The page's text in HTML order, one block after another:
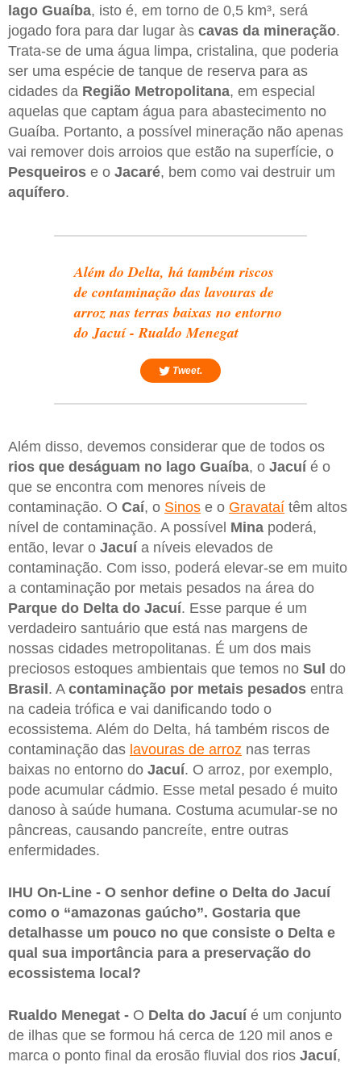
lago Guaíba, isto é, em torno de 0,5 km³, será
jogado fora para dar lugar às cavas da mineração.
Trata-se de uma água limpa, cristalina, que poderia
ser uma espécie de tanque de reserva para as
cidades da Região Metropolitana, em especial
aquelas que captam água para abastecimento no
Guaíba. Portanto, a possível mineração não apenas
vai remover dois arroios que estão na superfície, o
Pesqueiros e o Jacaré, bem como vai destruir um
aquífero.
Além do Delta, há também riscos
de contaminação das lavouras de
arroz nas terras baixas no entorno
do Jacuí - Rualdo Menegat
Tweet.
Além disso, devemos considerar que de todos os
rios que deságuam no lago Guaíba, o Jacuí é o
que se encontra com menores níveis de
contaminação. O Caí, o Sinos e o Gravataí têm altos
nível de contaminação. A possível Mina poderá,
então, levar o Jacuí a níveis elevados de
contaminação. Com isso, poderá elevar-se em muito
a contaminação por metais pesados na área do
Parque do Delta do Jacuí. Esse parque é um
verdadeiro santuário que está nas margens de
nossas cidades metropolitanas. É um dos mais
preciosos estoques ambientais que temos no Sul do
Brasil . A contaminação por metais pesados entra
na cadeia trófica e vai danificando todo o
ecossistema. Além do Delta, há também riscos de
contaminação das lavouras de arroz nas terras
baixas no entorno do Jacuí. O arroz, por exemplo,
pode acumular cádmio. Esse metal pesado é muito
danoso à saúde humana. Costuma acumular-se no
pâncreas, causando pancreíte, entre outras
enfermidades.
IHU On-Line - O senhor define o Delta do Jacuí
como o “amazonas gaúcho”. Gostaria que
detalhasse um pouco no que consiste o Delta e
qual sua importância para a preservação do
ecossistema local?
Rualdo Menegat - O Delta do Jacuíé um conjunto
de ilhas que se formou há cerca de 120 mil anos e
marca o ponto final da erosão fluvial dos rios Jacuí,